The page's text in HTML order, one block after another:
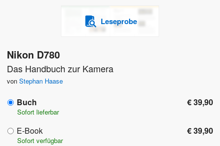
Leseprobe
Nikon D780
Das Handbuch zur Kamera
von Stephan Haase
Buch € 39,90
Sofort lieferbar
E-Book € 39,90
Sofort verfügbar